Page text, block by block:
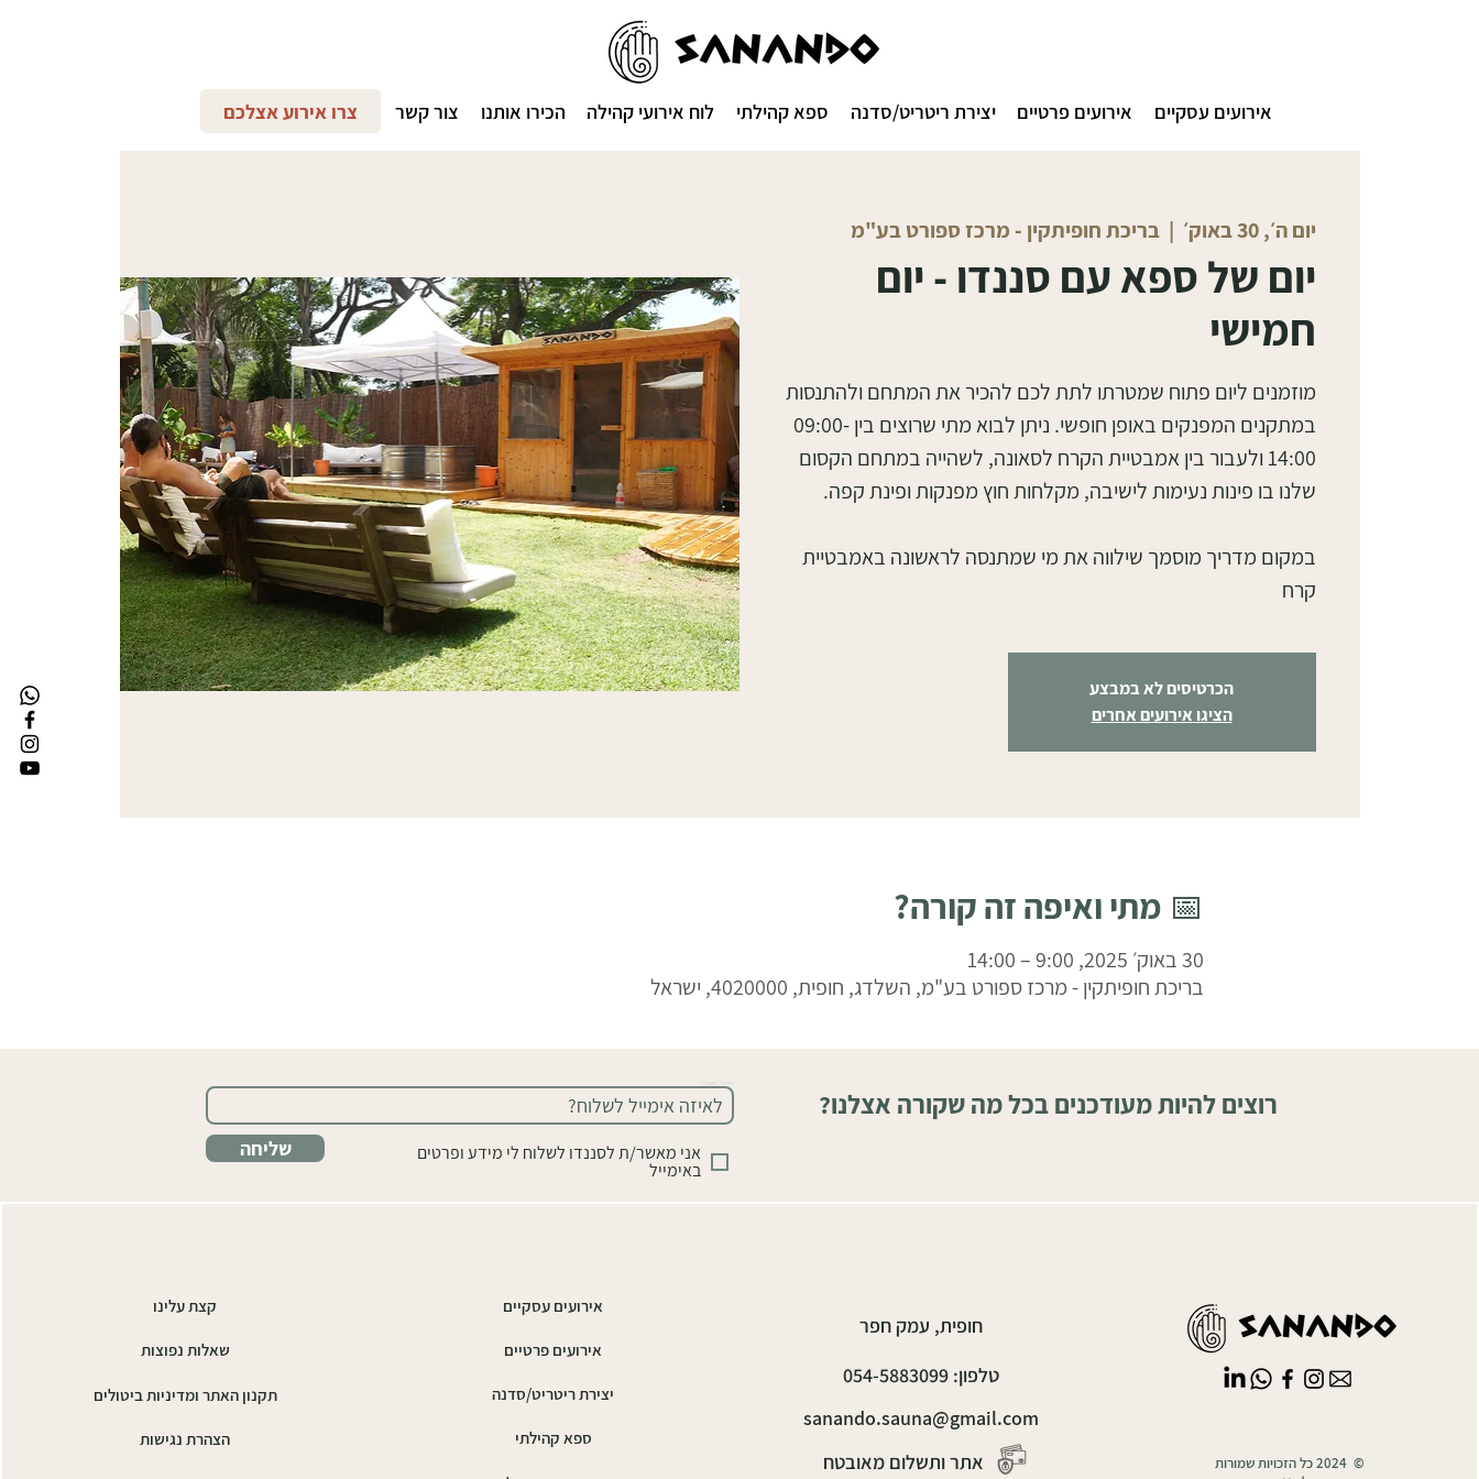
צרו אירוע אצלכם אירועים עסקיים אירועים פרטיים יצירת ריטריט/סדנה ספא קהילתי לוח אירועי קהילה הכירו אותנו צור קשר
יום ה׳, 30 באוק׳
  |
בריכת חופיתקין - מרכז ספורט בע"מ
יום של ספא עם סננדו - יום
חמישי
מוזמנים ליום פתוח שמטרתו לתת לכם להכיר את המתחם ולהתנסות
במתקנים המפנקים באופן חופשי. ניתן לבוא מתי שרוצים בין 09:00-
14:00 ולעבור בין אמבטיית הקרח לסאונה, לשהייה במתחם הקסום
במקום מדריך מוסמך שילווה את מי שמתנסה לראשונה באמבטיית
קרח
הכרטיסים לא במבצע
הציגו אירועים אחרים
📅 מתי ואיפה זה קורה?
30 באוק׳ 2025, 9:00 – 14:00
בריכת חופיתקין - מרכז ספורט בע"מ, השלדג, חופית, 4020000, ישראל
אימייל (חובה)
רוצים להיות מעודכנים בכל מה שקורה אצלנו?
שליחה אני מאשר/ת לסננדו לשלוח לי מידע ופרטים
באימייל
קצת עלינו
שאלות נפוצות
תקנון האתר ומדיניות ביטולים
הצהרת נגישות
אירועים עסקיים
אירועים פרטיים
יצירת ריטריט/סדנה
ספא קהילתי
חופית, עמק חפר
טלפון: 054-5883099
sanando.sauna@gmail.com
אתר ותשלום מאובטח
© 2024 כל הזכויות שמורות